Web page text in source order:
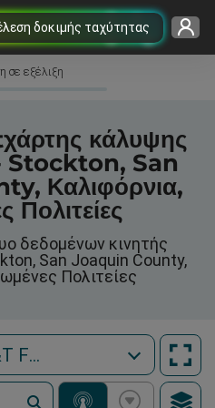
δοκιμής ταχύτητας
σε εξέλιξη
κάλυψης
Stockton, San
Καλιφόρνια,
Πολιτείες
δεδομένων κινητής
San Joaquin County,
Πολιτείες
AT&T FirstNet